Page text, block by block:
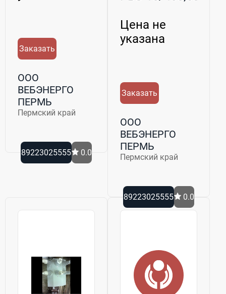
Заказать
ООО
ВЕБЭНЕРГО
ПЕРМЬ
Пермский край
89223025555 0.0
Цена не
указана
Заказать
ООО
ВЕБЭНЕРГО
ПЕРМЬ
Пермский край
89223025555 0.0